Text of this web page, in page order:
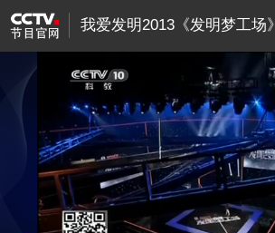
我爱发明2013《发明梦工场》